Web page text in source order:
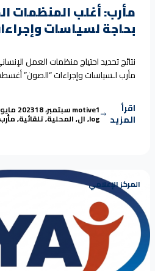
مأرب: أغلب المنظمات
بحاجة لسياسات
نتائج تحديد احتياج منظمات العمل
مأرب لـسياسات وإجراءات “الصون” أغسطس
اقرأ
المزيد
Posted by
motive1 سبتمبر، 2023 18 مايو، 2026
log
,ال,المحلية,تلقائية,مأرب
المركز الإعلامي